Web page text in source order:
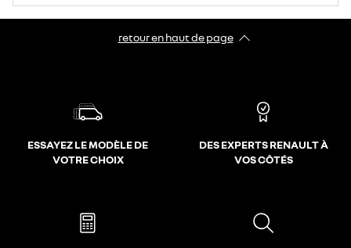
retour en haut de page​
ESSAYEZ LE MODÈLE DE
VOTRE CHOIX
DES EXPERTS RENAULT À
VOS CÔTÉS